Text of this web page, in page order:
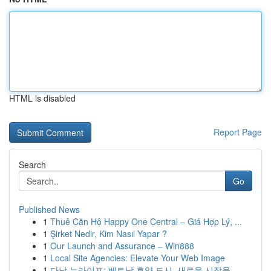
HTML is disabled
Report Page
Search
Go
Published News
1 Thuê Căn Hộ Happy One Central – Giá Hợp Lý, ...
1 Şirket Nedir, Kim Nasıl Yapar ?
1 Our Launch and Assurance – Win888
1 Local Site Agencies: Elevate Your Web Image